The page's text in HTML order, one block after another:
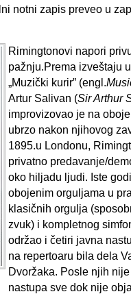
notni zapis preveo u
Rimingtonovi napori
pažnju.Prema izveštaju
„Muzički kurir” (engl.
Artur Salivan (Sir Arthur
improvizovao je na
ubrzo nakon njihovog
1895.u Londonu,
privatno predavanje/
oko hiljadu ljudi. Iste
obojenim orguljama u
klasičnih orgulja
zvuk) i kompletnog
održao i četiri javna
na repertoaru bila dela
Dvoržaka. Posle njih
nastupa sve dok nije